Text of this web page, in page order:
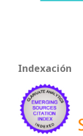
Indexación